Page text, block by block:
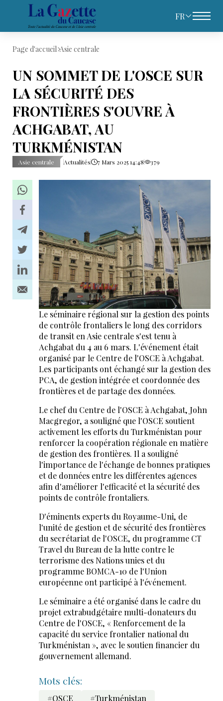
FR
Page d'accueil Asie centrale
UN SOMMET DE L'OSCE SUR
LA SÉCURITÉ DES
FRONTIÈRES S'OUVRE À
ACHGABAT, AU
TURKMÉNISTAN
Asie centrale Actualités 7 Mars 2025 14:48 379
Le séminaire régional sur la gestion des points
de contrôle frontaliers le long des corridors
de transit en Asie centrale s'est tenu à
Achgabat du 4 au 6 mars. L'événement était
organisé par le Centre de l'OSCE à Achgabat.
Les participants ont échangé sur la gestion des
PCA, de gestion intégrée et coordonnée des
frontières et de partage des données.
Le chef du Centre de l'OSCE à Achgabat, John
Macgregor, a souligné que l'OSCE soutient
activement les efforts du Turkménistan pour
renforcer la coopération régionale en matière
de gestion des frontières. Il a souligné
l'importance de l'échange de bonnes pratiques
et de données entre les différentes agences
afin d'améliorer l'efficacité et la sécurité des
points de contrôle frontaliers.
D'éminents experts du Royaume-Uni, de
l'unité de gestion et de sécurité des frontières
du secrétariat de l'OSCE, du programme CT
Travel du Bureau de la lutte contre le
terrorisme des Nations unies et du
programme BOMCA-10 de l'Union
européenne ont participé à l'événement.
Le séminaire a été organisé dans le cadre du
projet extrabudgétaire multi-donateurs du
Centre de l'OSCE, « Renforcement de la
capacité du service frontalier national du
Turkménistan », avec le soutien financier du
gouvernement allemand.
Mots clés:
#OSCE #Turkménistan